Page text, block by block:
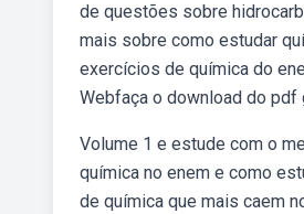
de questões sobre
mais sobre como estudar
exercícios de química do
Webfaça o download do pdf
Volume 1 e estude com o
química no enem e como
de química que mais caem